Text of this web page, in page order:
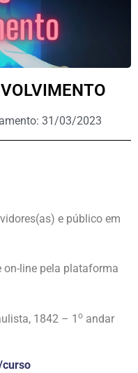
31/03/2023
e público em
on-line pela plataforma
1842 – 1 o andar